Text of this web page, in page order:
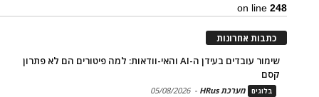
on line248
כתבות אחרונות
שימור עובדים בעידן ה-AI והאי-וודאות: למה פיטורים הם לא פתרון
קסם
בלוגים מערכת HRus -
05/08/2026